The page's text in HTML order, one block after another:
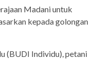
Madani untuk
kepada golongan
(BUDI Individu), petani